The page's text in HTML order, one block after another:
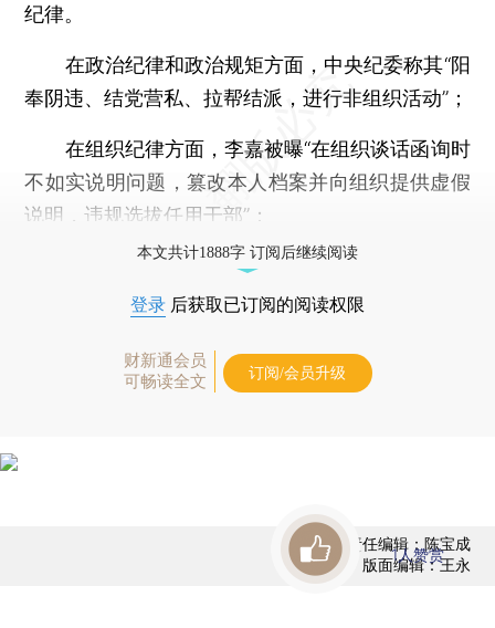
纪律。
在政治纪律和政治规矩方面，中央纪委称其“阳
奉阴违、结党营私、拉帮结派，进行非组织活动”；
在组织纪律方面，李嘉被曝“在组织谈话函询时
不如实说明问题，篡改本人档案并向组织提供虚假
说明，违规选拔任用干部”；
本文共计1888字 订阅后继续阅读
登录 后获取已订阅的阅读权限
财新通会员
可畅读全文
订阅/会员升级
责任编辑：陈宝成
版面编辑：王永
1人赞赏